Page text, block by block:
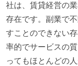
社は、賃貸経営の
存在です。副業で
すことのできない
率的でサービスの
ってもほとんどの